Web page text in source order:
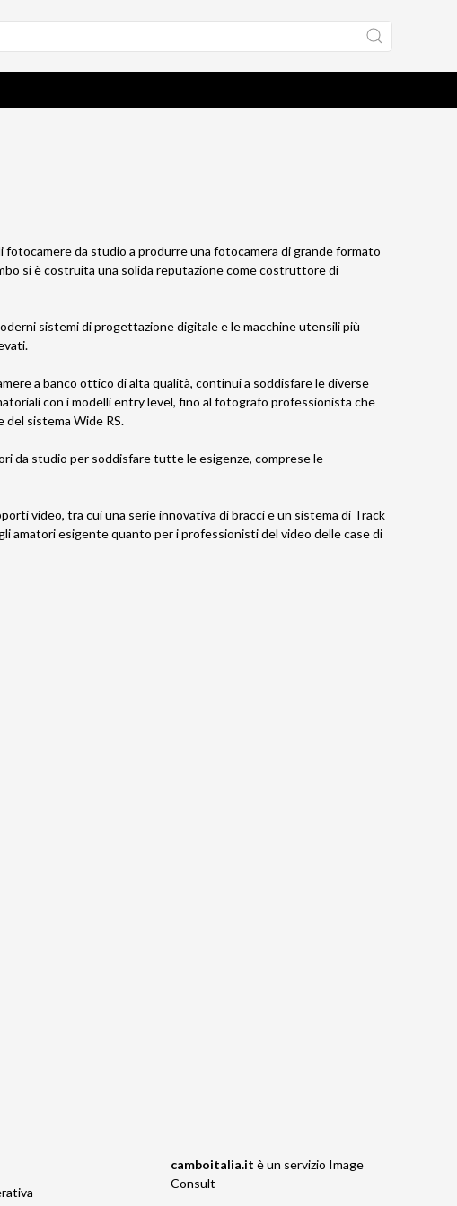
da studio a produrre una fotocamera di grande formato
si è costruita una solida reputazione come costruttore di
sistemi di progettazione digitale e le macchine utensili più
a banco ottico di alta qualità, continui a soddisfare le diverse
con i modelli entry level, fino al fotografo professionista che
sistema Wide RS.
da studio per soddisfare tutte le esigenze, comprese le
video, tra cui una serie innovativa di bracci e un sistema di Track
amatori esigente quanto per i professionisti del video delle case di
camboitalia.it è un servizio Image
Consult